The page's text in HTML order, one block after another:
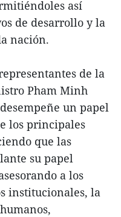
así
de desarrollo y la
nación.
de la
Pham Minh
un papel
los principales
que las
su papel
a los
institucionales, la